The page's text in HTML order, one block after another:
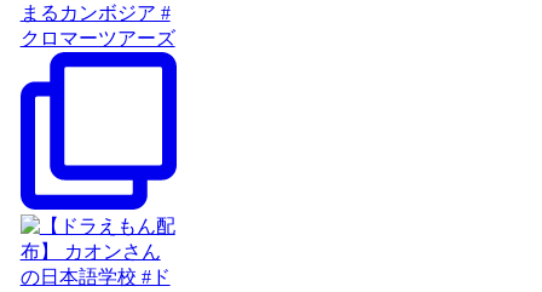
まるカンボジア #
クロマーツアーズ